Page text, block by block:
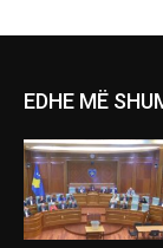
EDHE MË